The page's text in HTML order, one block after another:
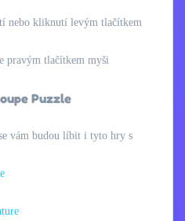
nebo kliknutí levým tlačítkem
pravým tlačítkem myši
Puzzle
vám budou líbit i tyto hry s